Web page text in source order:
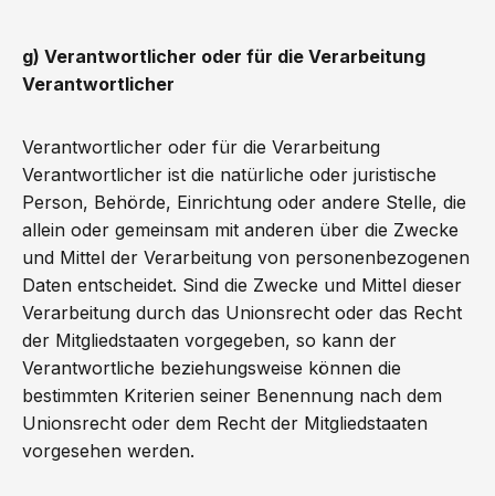
g) Verantwortlicher oder für die Verarbeitung
Verantwortlicher
Verantwortlicher oder für die Verarbeitung
Verantwortlicher ist die natürliche oder juristische
Person, Behörde, Einrichtung oder andere Stelle, die
allein oder gemeinsam mit anderen über die Zwecke
und Mittel der Verarbeitung von personenbezogenen
Daten entscheidet. Sind die Zwecke und Mittel dieser
Verarbeitung durch das Unionsrecht oder das Recht
der Mitgliedstaaten vorgegeben, so kann der
Verantwortliche beziehungsweise können die
bestimmten Kriterien seiner Benennung nach dem
Unionsrecht oder dem Recht der Mitgliedstaaten
vorgesehen werden.